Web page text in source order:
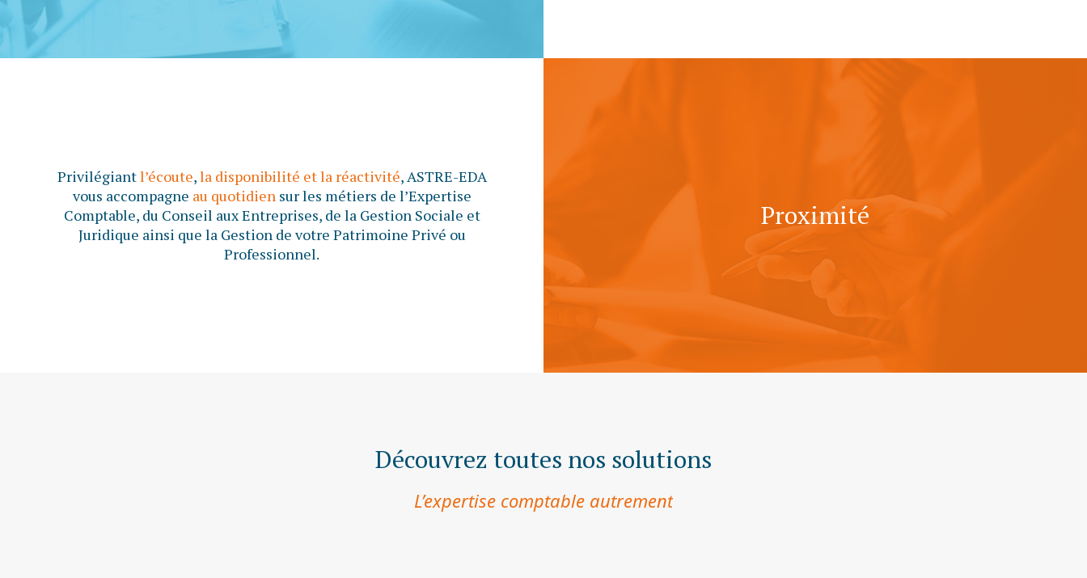
Privilégiantl’écoute,la disponibilité et la réactivité, ASTRE-EDA
vous accompagne au quotidiensur les métiers de l’Expertise
Comptable, du Conseil aux Entreprises, de la Gestion Sociale et
Juridique ainsi que la Gestion de votre Patrimoine Privé ou
Professionnel.
Proximité
Découvrez toutes nos solutions
L’expertise comptable autrement